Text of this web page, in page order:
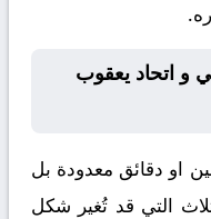
و اتحاد يعقوب
او دقائق معدودة بل
التي قد تُغير شكل